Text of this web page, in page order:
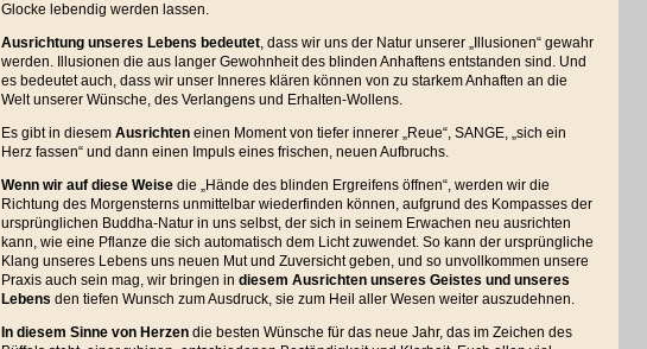
Glocke lebendig werden lassen.
Ausrichtung unseres Lebens bedeutet, dass wir uns der Natur unserer „Illusionen“ gewahr
werden. Illusionen die aus langer Gewohnheit des blinden Anhaftens entstanden sind. Und
es bedeutet auch, dass wir unser Inneres klären können von zu starkem Anhaften an die
Welt unserer Wünsche, des Verlangens und Erhalten-Wollens.
Es gibt in diesem Ausrichten einen Moment von tiefer innerer „Reue“, SANGE, „sich ein
Herz fassen“ und dann einen Impuls eines frischen, neuen Aufbruchs.
Wenn wir auf diese Weise die „Hände des blinden Ergreifens öffnen“, werden wir die
Richtung des Morgensterns unmittelbar wiederfinden können, aufgrund des Kompasses der
ursprünglichen Buddha-Natur in uns selbst, der sich in seinem Erwachen neu ausrichten
kann, wie eine Pflanze die sich automatisch dem Licht zuwendet. So kann der ursprüngliche
Klang unseres Lebens uns neuen Mut und Zuversicht geben, und so unvollkommen unsere
Praxis auch sein mag, wir bringen in diesem Ausrichten unseres Geistes und unseres
Lebens den tiefen Wunsch zum Ausdruck, sie zum Heil aller Wesen weiter auszudehnen.
In diesem Sinne von Herzen die besten Wünsche für das neue Jahr, das im Zeichen des